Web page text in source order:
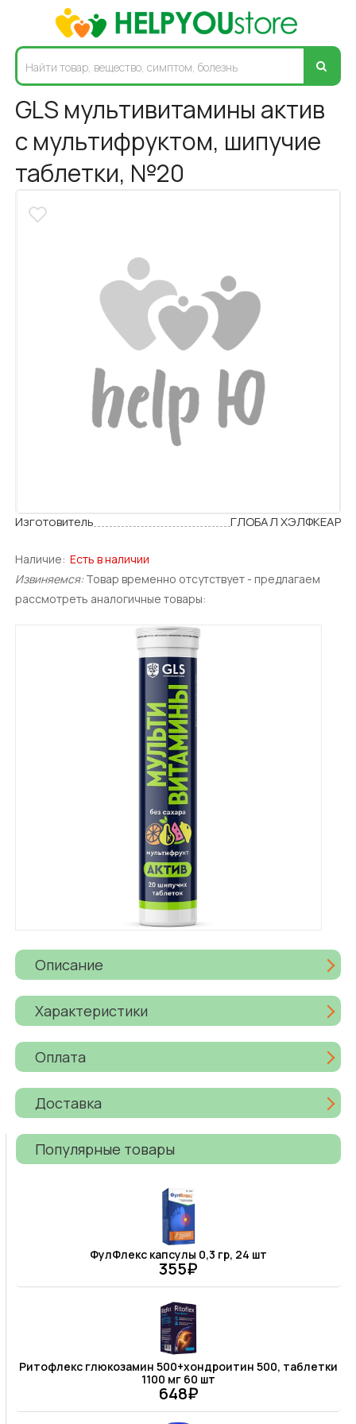
GLS мультивитамины актив
с мультифруктом, шипучие
таблетки, №20
Изготовитель ГЛОБАЛ ХЭЛФКЕАР
Наличие: Есть в наличии
Извиняемся: Товар временно отсутствует - предлагаем
рассмотреть аналогичные товары:
Описание
Характеристики
Оплата
Доставка
Популярные товары
ФулФлекс капсулы 0,3 гр, 24 шт
355₽
Ритофлекс глюкозамин 500+хондроитин 500, таблетки
1100 мг 60 шт
648₽